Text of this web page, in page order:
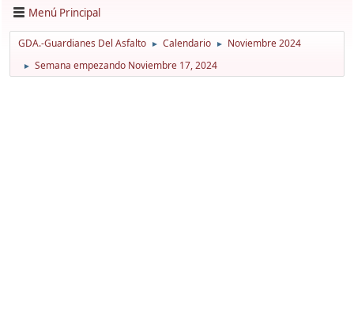
Menú Principal
GDA.-Guardianes Del Asfalto ► Calendario ► Noviembre 2024
► Semana empezando Noviembre 17, 2024